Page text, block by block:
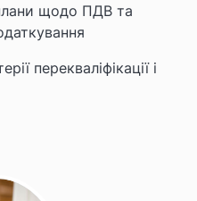
щодо ПДВ та
перекваліфікації і